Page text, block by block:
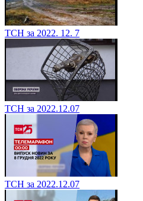
ТСН за 2022. 12. 7
ТСН за 2022.12.07
ТСН за 2022.12.07